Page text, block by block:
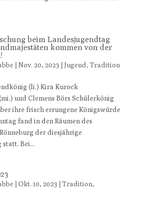
beim Landesjugendtag
kommen von der
Nov. 20, 2023 Jugend , Tradition
(li.) Kira Kurock
und Clemens Börs Schülerkönig
ihre frisch errungene Königswürde
fand in den Räumen des
der diesjährige
Bei...
Okt. 10, 2023 Tradition,